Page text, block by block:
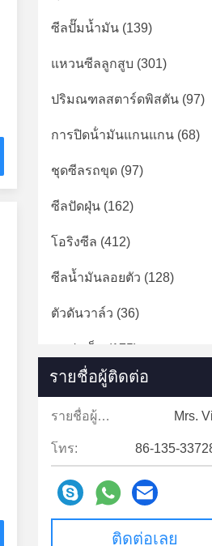
ซีลปั๊มน้ำมัน (139)
แหวนซีลลูกสูบ (301)
ปริมณฑลสตาร์ดพิสตัน (97)
การปิดน้ํามันแกนแกน (68)
ชุดซีลรถขุด (97)
ซีลปัดฝุ่น (162)
โอริงซีล (412)
ซีลน้ำมันลอยตัว (128)
ตัวดันวาล์ว (36)
ชุดปะเก็น (175)
เครื่องยนต์เทอร์โบชาร์จเจอร์
แผ่นแรงเสียดทาน (150)
รายชื่อผู้ติดต่อ
รายชื่อผู้ติดต่อ: Mrs.
โทร: 86-135-
ติดต่อเลย